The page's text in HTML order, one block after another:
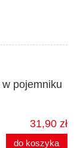
pojemniku
31,90 zł
do koszyka